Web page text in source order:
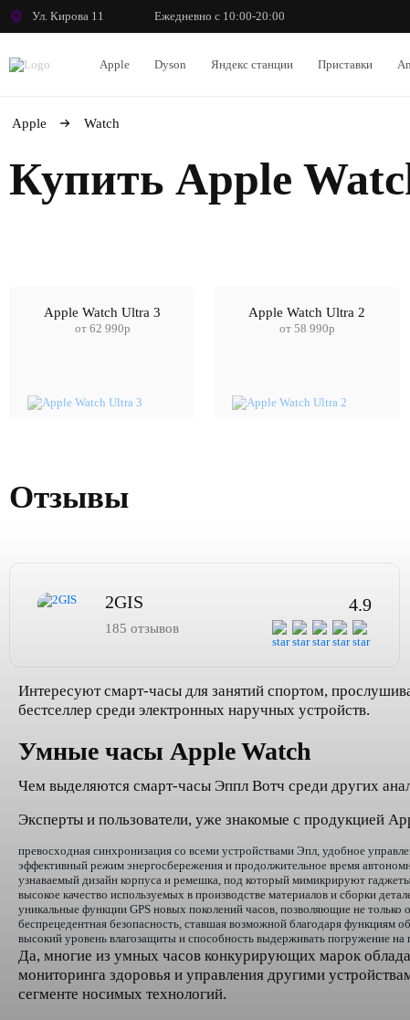
Ул. Кирова 11 Ежедневно с 10:00-20:00
Apple Dyson Яндекс станции Приставки
Apple Watch
Купить Apple
Apple Watch Ultra 3
от 62 990р
Apple Watch Ultra 2
от 58 990р
Отзывы
2GIS
185 отзывов
4.9
Интересуют смарт-часы для занятий спортом,
бестселлер среди электронных наручных устройств.
Умные часы Apple Watch
Чем выделяются смарт-часы Эппл Вотч среди других
Эксперты и пользователи, уже знакомые с продукцией
превосходная синхронизация со всеми устройствами Эпл, удобное
эффективный режим энергосбережения и продолжительное время
узнаваемый дизайн корпуса и ремешка, под который мимикрируют
высокое качество используемых в производстве материалов и сборки
уникальные функции GPS новых поколений часов, позволяющие не
беспрецедентная безопасность, ставшая возможной благодаря
высокий уровень влагозащиты и способность выдерживать погружение на
Да, многие из умных часов конкурирующих марок
мониторинга здоровья и управления другими
сегменте носимых технологий.